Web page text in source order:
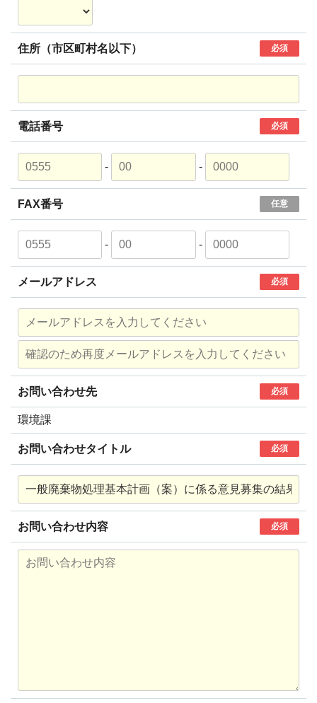
住所（市区町村名以下） 必須
電話番号 必須
- -
FAX番号 任意
- -
メールアドレス 必須
お問い合わせ先 必須
環境課
お問い合わせタイトル 必須
お問い合わせ内容 必須